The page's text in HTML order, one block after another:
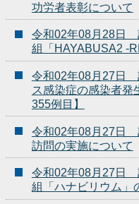
功労者表彰について
令和02年08月28日
組「HAYABUSA2 -
令和02年08月27日
ス感染症の感染者発
355例目】
令和02年08月27日
訪問の実施について
令和02年08月27日
組「ハナビリウム」